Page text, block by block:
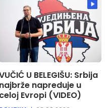
U BELEGIŠU: Srbija
najbrže napreduje u
celoj Evropi (VIDEO)